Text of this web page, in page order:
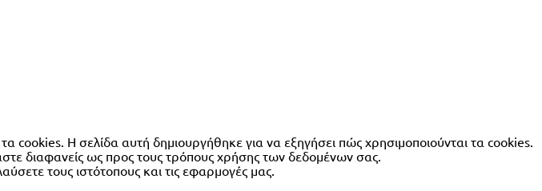
Η σελίδα αυτή δημιουργήθηκε για να εξηγήσει πώς χρησιμοποιούνται τα cookies.
διαφανείς ως προς τους τρόπους χρήσης των δεδομένων σας.
τους ιστότοπους και τις εφαρμογές μας.